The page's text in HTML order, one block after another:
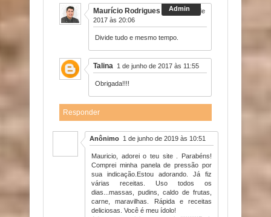
Maurício Rodrigues
31 de maio de
2017 às 20:06
Divide tudo e mesmo tempo.
Talina 1 de junho de 2017 às 11:55
Obrigada!!!!
Responder
Anônimo 1 de junho de 2019 às 10:51
Mauricio, adorei o teu site . Parabéns!
Comprei minha panela de pressão por
sua indicação.Estou adorando. Já fiz
várias receitas. Uso todos os
dias...massas, pudins, caldo de frutas,
carne, maravilhas. Rápida e receitas
deliciosas. Você é meu ídolo!